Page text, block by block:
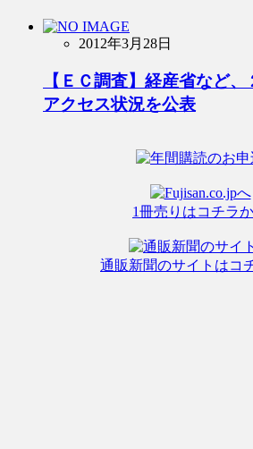
2012年3月28日
【ＥＣ調査】経産省など
アクセス状況を公表
1冊売りはコチラ
通販新聞のサイトはコ